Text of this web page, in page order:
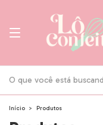
Início > Produtos